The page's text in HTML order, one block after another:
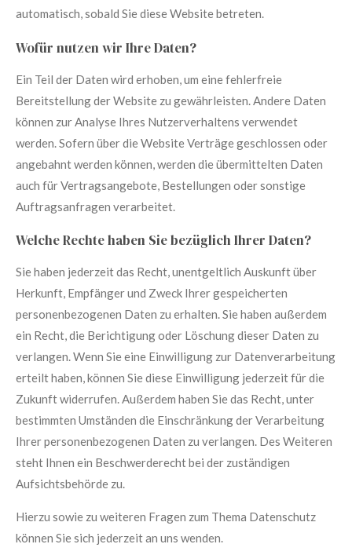
automatisch, sobald Sie diese Website betreten.
Wofür nutzen wir Ihre Daten?
Ein Teil der Daten wird erhoben, um eine fehlerfreie
Bereitstellung der Website zu gewährleisten. Andere Daten
können zur Analyse Ihres Nutzerverhaltens verwendet
werden. Sofern über die Website Verträge geschlossen oder
angebahnt werden können, werden die übermittelten Daten
auch für Vertragsangebote, Bestellungen oder sonstige
Auftragsanfragen verarbeitet.
Welche Rechte haben Sie bezüglich Ihrer Daten?
Sie haben jederzeit das Recht, unentgeltlich Auskunft über
Herkunft, Empfänger und Zweck Ihrer gespeicherten
personenbezogenen Daten zu erhalten. Sie haben außerdem
ein Recht, die Berichtigung oder Löschung dieser Daten zu
verlangen. Wenn Sie eine Einwilligung zur Datenverarbeitung
erteilt haben, können Sie diese Einwilligung jederzeit für die
Zukunft widerrufen. Außerdem haben Sie das Recht, unter
bestimmten Umständen die Einschränkung der Verarbeitung
Ihrer personenbezogenen Daten zu verlangen. Des Weiteren
steht Ihnen ein Beschwerderecht bei der zuständigen
Aufsichtsbehörde zu.
Hierzu sowie zu weiteren Fragen zum Thema Datenschutz
können Sie sich jederzeit an uns wenden.